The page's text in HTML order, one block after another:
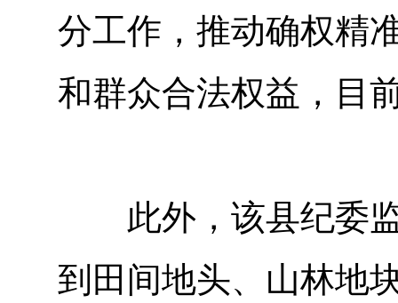
分工作，推动确权精
和群众合法权益，目
此外，该县纪委监
到田间地头、山林地